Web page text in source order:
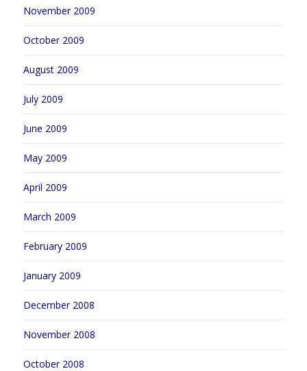
November 2009
October 2009
August 2009
July 2009
June 2009
May 2009
April 2009
March 2009
February 2009
January 2009
December 2008
November 2008
October 2008